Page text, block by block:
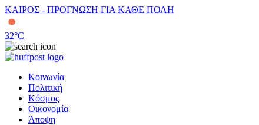
ΚΑΙΡΟΣ - ΠΡΟΓΝΩΣΗ ΓΙΑ ΚΑΘΕ ΠΟΛΗ
32°C
Κοινωνία
Πολιτική
Κόσμος
Οικονομία
Άποψη